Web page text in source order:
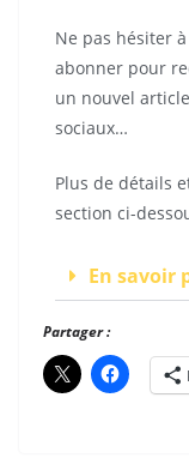
Ne pas hésiter
abonner pour
un nouvel
sociaux…
Plus de détails
section ci-
En savoir
Partager :